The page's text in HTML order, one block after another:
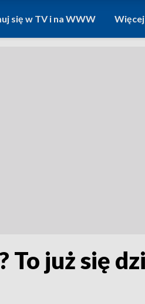
się w TV i na WWW Więcej
już się